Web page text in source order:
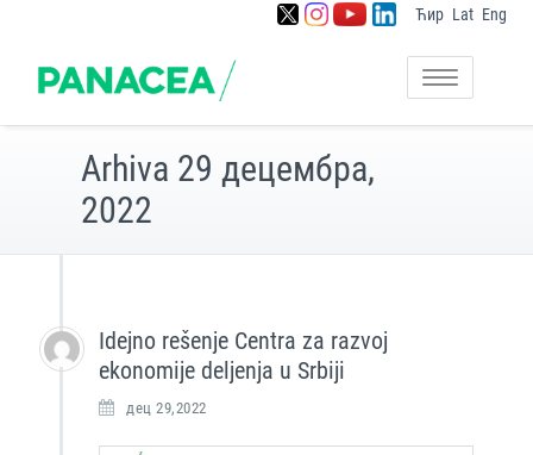
Eng
Lat
Ћир
Panacea
Postavljanje osnova za
jačanje kapaciteta zajednice
ekonomije deljenja u Srbiji
Toggle
Arhiva 29 децембра,
2022
Idejno rešenje Centra za razvoj
ekonomije deljenja u Srbiji
дец 29,2022